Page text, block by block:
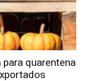
quarentena